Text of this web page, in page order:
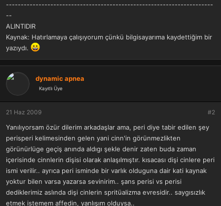
----------------------------------------------------------------------
--
ALINTIDIR
Kaynak: Hatırlamaya çalışıyorum çünkü bilgisayarıma kaydettiğim bir
yazıydı.
dynamic apnea
Kayıtlı Üye
21 Haz 2009 #2
Yanılıyorsam özür dilerim arkadaşlar ama, peri diye tabir edilen şey
perisperi kelimesinden gelen yani cinn'in görünmezlikten
görünürlüge geçiş anında aldıgı şekle denir zaten buda zaman
içerisinde cinnlerin dişisi olarak anlaşılmıştır. kısacası dişi cinlere peri
ismi verilir.. ayrıca peri isminde bir varlık olduguna dair kati kaynak
yoktur bilen varsa yazarsa sevinirim.. şans perisi vs perisi
dediklerimiz aslında dişi cinlerin spritüalizma evresidir.. saygısızlık
etmek istemem affedin, yanlışım olduysa..